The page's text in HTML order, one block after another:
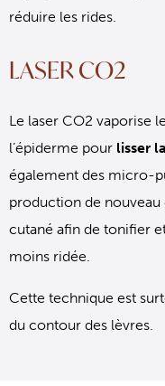
réduire les rides.
LASER CO2
Le laser CO2 vaporise
l’épiderme pour lisser
également des micro-
production de
cutané afin de tonifier
moins ridée.
Cette technique est
du contour des lèvres.